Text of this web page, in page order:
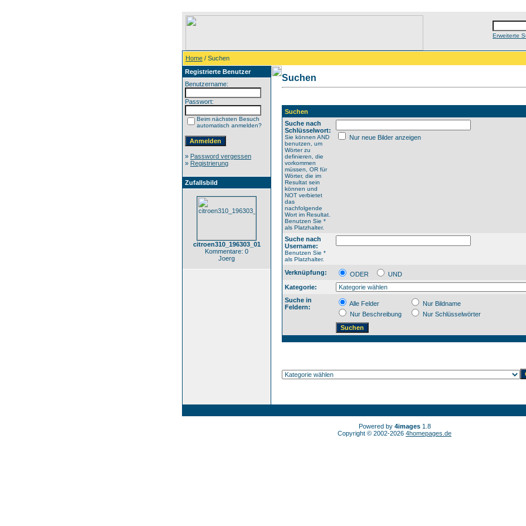
Erweiterte
Home / Suchen
Registrierte Benutzer
Benutzername:
Passwort:
Beim nächsten Besuch
automatisch anmelden?
» Password vergessen
» Registrierung
Zufallsbild
citroen310_196303_01
Kommentare: 0
Joerg
Suchen
Suchen
Suche nach
Schlüsselwort:
Sie können AND
benutzen, um
Wörter zu
definieren, die
vorkommen
müssen, OR für
Wörter, die im
Resultat sein
können und
NOT verbietet
das
nachfolgende
Wort im Resultat.
Benutzen Sie *
als Platzhalter.
Nur neue Bilder anzeigen
Suche nach
Username:
Benutzen Sie *
als Platzhalter.
Verknüpfung: ODER
UND
Kategorie:
Suche in
Feldern:
Alle Felder
Nur Bildname
Nur Beschreibung
Nur Schlüsselwörter
Powered by 4images1.8
Copyright © 2002-2026 4homepages.de